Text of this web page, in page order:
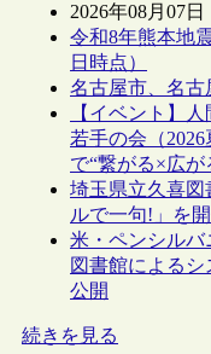
2026年08月07日
令和8年熊本地
日時点）
名古屋市、名古
【イベント】
若手の会（
で“繋がる×広が
埼玉県立久喜図
ルで一句!」を
米・ペンシルバ
図書館による
公開
続きを見る